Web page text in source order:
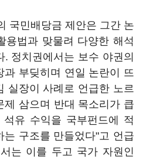
국민배당금 제안은 그간 논
용법과 맞물려 다양한 해석
정치권에서는 보수 야권의
과 부딪히며 연일 논란이 뜨
실장이 사례로 언급한 노르
삼으며 반대 목소리가 큽
유 수익을 국부펀드에 적
는 구조를 만들었다"고 언급
는 이를 두고 국가 자원인